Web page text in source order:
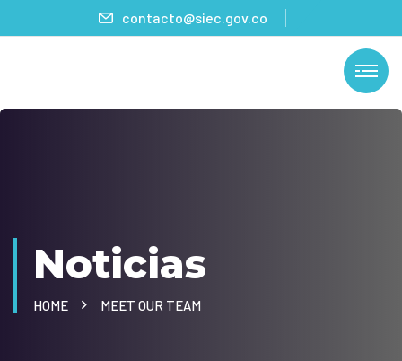
contacto@siec.gov.co
Noticias
HOME MEET OUR TEAM